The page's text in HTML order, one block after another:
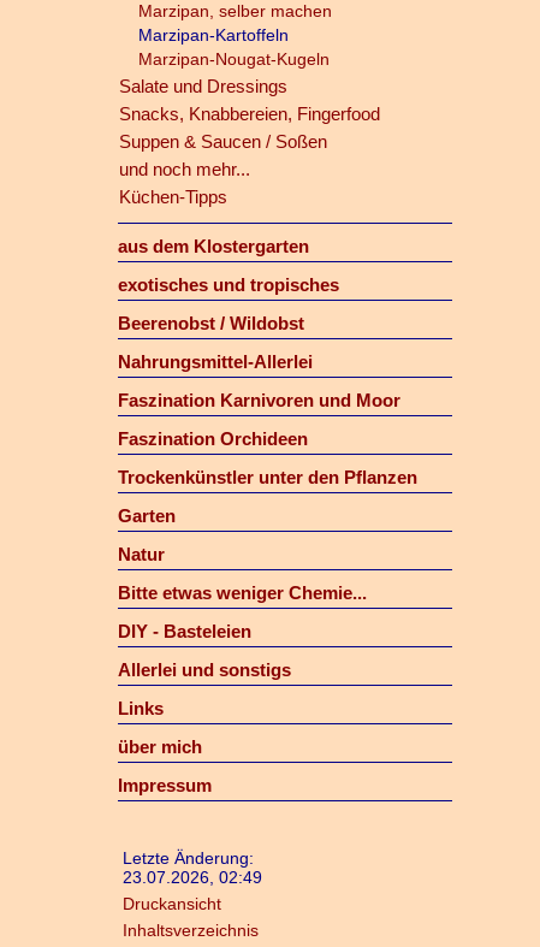
Marzipan, selber machen
Marzipan-Kartoffeln
Marzipan-Nougat-Kugeln
Salate und Dressings
Snacks, Knabbereien, Fingerfood
Suppen & Saucen / Soßen
und noch mehr...
Küchen-Tipps
aus dem Klostergarten
exotisches und tropisches
Beerenobst / Wildobst
Nahrungsmittel-Allerlei
Faszination Karnivoren und Moor
Faszination Orchideen
Trockenkünstler unter den Pflanzen
Garten
Natur
Bitte etwas weniger Chemie...
DIY - Basteleien
Allerlei und sonstigs
Links
über mich
Impressum
Letzte Änderung:
23.07.2026, 02:49
Druckansicht
Inhaltsverzeichnis